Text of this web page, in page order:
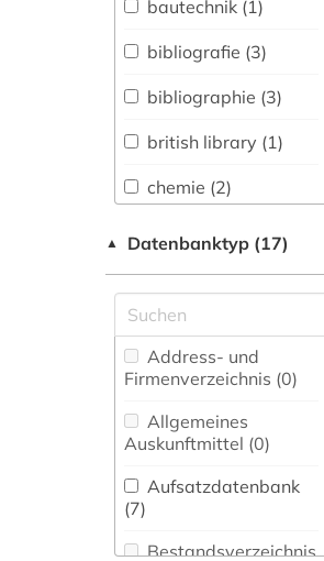
Literaturwissenschaft.
Indogermanistik.
Außereuropäische
Sprachen und
Literaturen (0)
Anglistik.
Amerikanistik (1)
Vermessungswesen (1)
Biologie,
Biotechnologie (0)
Buch- und
Bibliothekswesen,
Informationswissenschaft
(0)
Pharmazie (1)
bautechnik (1)
bibliografie (3)
bibliographie (3)
british library (1)
chemie (2)
centre (1)
geisteswissenschaften
(1)
institute of electrical
engineers (1)
konferenz (1)
▲ Datenbanktyp (17)
Address- und
Firmenverzeichnis (0)
Allgemeines
Auskunftmittel (0)
Aufsatzdatenbank
(7)
Bestandsverzeichnis